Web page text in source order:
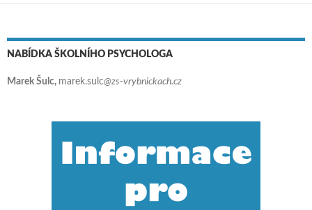
NABÍDKA ŠKOLNÍHO PSYCHOLOGA
Marek Šulc, marek.sulc@zs-vrybnickach.cz